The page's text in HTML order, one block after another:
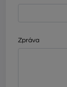
Zpráva